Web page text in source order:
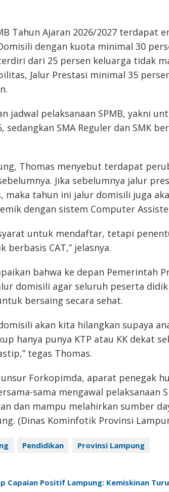
Tahun Ajaran 2026/2027 terdapat
dengan kuota minimal 30
dari 25 persen keluarga tidak
Jalur Prestasi minimal 35
jadwal pelaksanaan SPMB, yakni
sedangkan SMA Reguler dan SMK
Thomas menyebut terdapat
Jika sebelumnya jalur
maka tahun ini jalur domisili juga
dengan sistem Computer
untuk mendaftar, tetapi
CAT,” jelasnya.
bahwa ke depan Pemerintah
domisili agar seluruh peserta
bersaing secara sehat.
akan kita hilangkan supaya
hanya punya KTP atau KK dekat
tegas Thomas.
Forkopimda, aparat penegak
sama mengawal pelaksanaan
dan mampu melahirkan sumber
(Dinas Kominfotik Provinsi
Pendidikan Provinsi Lampung
Capaian Positif Lampung: Kemiskinan